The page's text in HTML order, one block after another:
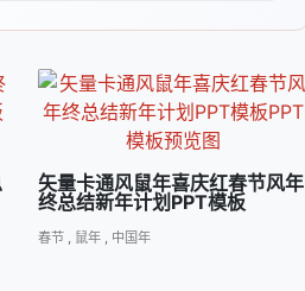
矢量卡通风鼠年喜庆红春节风年
终总结新年计划PPT模板
春节, 鼠年, 中国年